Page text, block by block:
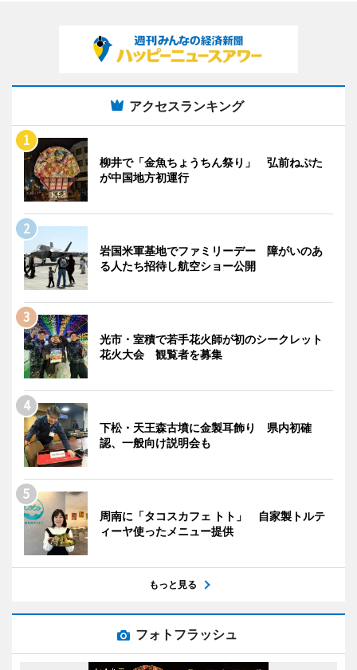
アクセスランキング
柳井で「金魚ちょうちん祭り」 弘前ねぷた
が中国地方初運行
岩国米軍基地でファミリーデー 障がいのあ
る人たち招待し航空ショー公開
光市・室積で若手花火師が初のシークレット
花火大会 観覧者を募集
下松・天王森古墳に金製耳飾り 県内初確
認、一般向け説明会も
周南に「タコスカフェ トト」 自家製トルテ
ィーヤ使ったメニュー提供
もっと見る
フォトフラッシュ